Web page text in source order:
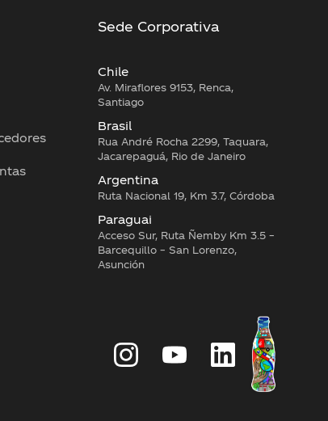
Sede Corporativa
Chile
Av. Miraflores 9153, Renca,
Santiago
Brasil
Rua André Rocha 2299, Taquara,
Jacarepaguá, Rio de Janeiro
Argentina
Ruta Nacional 19, Km 3.7, Córdoba
Paraguai
Acceso Sur, Ruta Ñemby Km 3.5 –
Barcequillo – San Lorenzo,
Asunción